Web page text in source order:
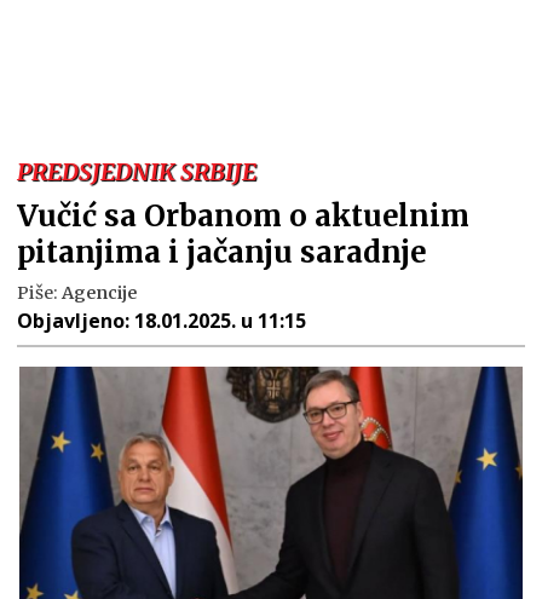
PREDSJEDNIK SRBIJE
Vučić sa Orbanom o aktuelnim
pitanjima i jačanju saradnje
Piše: Agencije
Objavljeno: 18.01.2025. u 11:15